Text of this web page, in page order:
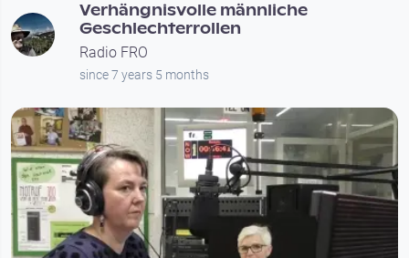
Verhängnisvolle männliche
Geschlechterrollen
Radio FRO
since 7 years 5 months